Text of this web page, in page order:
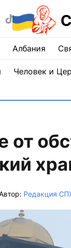
Албания
Человек и
от
Редакция